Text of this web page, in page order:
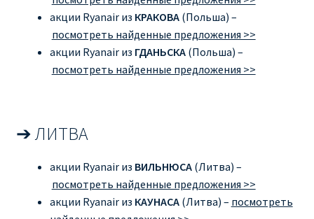
ДЕШЕВЫЕ АВИАБИЛЕТЫ В ПАРИЖ
ДЕШЕВЫЕ АВИАБИЛЕТЫ НА КИПР
ВЫБОР И БРОНИРОВАНИЯ МЕСТ В RYANAIR
ЗАДЕРЖКА, ОТМЕНА, ПЕРЕНОС РЕЙСОВ RYANAIR
ИЗМЕНЕНИЕ БРОНИРОВАНИЯ
акции Ryanair из КРАКОВА (Польша) –
посмотреть найденные предложения >>
акции Ryanair из ГДАНЬСКА (Польша) –
посмотреть найденные предложения >>
➔ ЛИТВА
акции Ryanair из ВИЛЬНЮСА (Литва) –
посмотреть найденные предложения >>
акции Ryanair из КАУНАСА (Литва) – посмотреть